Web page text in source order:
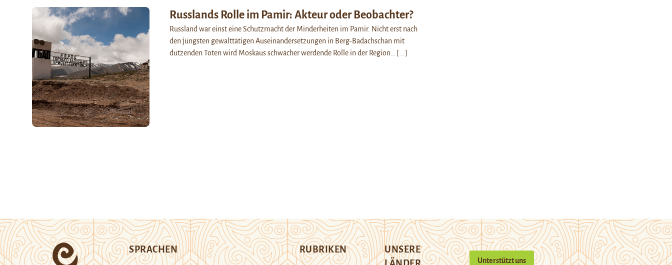
Russlands Rolle im Pamir: Akteur oder Beobachter?
Russland war einst eine Schutzmacht der Minderheiten im Pamir. Nicht erst nach
den jüngsten gewalttätigen Auseinandersetzungen in Berg-Badachschan mit
dutzenden Toten wird Moskaus schwächer werdende Rolle in der Region…
[...]
SPRACHEN RUBRIKEN
UNSERE
Unterstützt uns